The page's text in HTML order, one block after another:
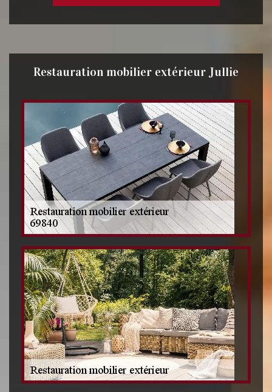
Restauration mobilier extérieur Jullie